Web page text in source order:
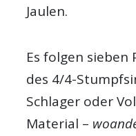
Jaulen.
Es folgen sieben
des 4/4-
Schlager oder
Material –